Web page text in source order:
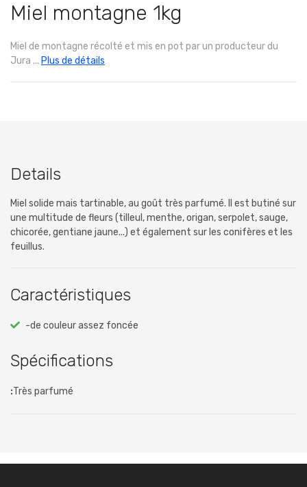
Miel montagne 1kg
Miel de montagne récolté et mis en pot par un producteur du
Jura ... Plus de détails
Details
Miel solide mais tartinable, au goût très parfumé. Il est butiné sur
une multitude de fleurs (tilleul, menthe, origan, serpolet, sauge,
chicorée, gentiane jaune...) et également sur les conifères et les
feuillus.
Caractéristiques
-de couleur assez foncée
Spécifications
:Très parfumé